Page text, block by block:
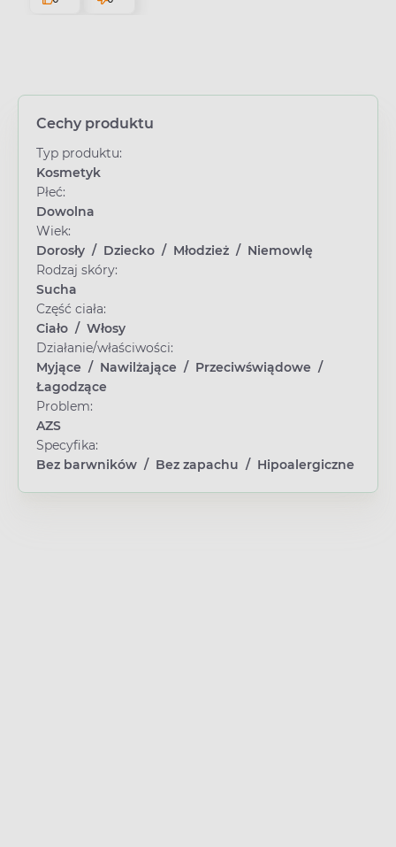
Cechy produktu
Typ produktu:
Kosmetyk
Płeć:
Dowolna
Wiek:
Dorosły / Dziecko / Młodzież / Niemowlę
Rodzaj skóry:
Sucha
Część ciała:
Ciało / Włosy
Działanie/właściwości:
Myjące / Nawilżające / Przeciwświądowe /
Łagodzące
Problem:
AZS
Specyfika:
Bez barwników / Bez zapachu / Hipoalergiczne